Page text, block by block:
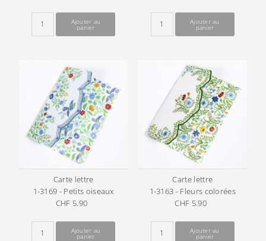
Carte lettre
1-3169 - Petits oiseaux
Prix
CHF 5.90
Carte lettre
1-3163 - Fleurs colorées
Prix
CHF 5.90